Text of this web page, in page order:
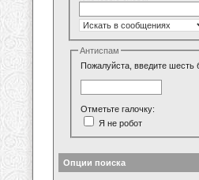
Антиспам
Пожалуйста, введите шесть
Отметьте галочку:
Я не робот
Опции поиска